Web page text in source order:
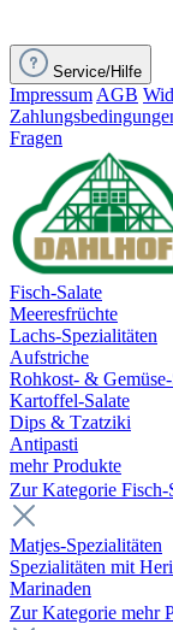
Service/Hilfe
Impressum AGB
Fragen
Fisch-Salate
Meeresfrüchte
Lachs-Spezialitäten
Aufstriche
Rohkost- &
Kartoffel-Salate
Dips & Tzatziki
Antipasti
mehr Produkte
Zur Kategorie Fisch-
Matjes-Spezialitäten
Spezialitäten mit
Marinaden
Zur Kategorie mehr